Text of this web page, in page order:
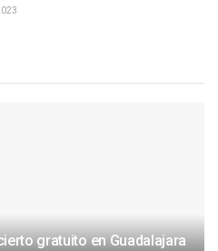
gratuito en Guadalajara